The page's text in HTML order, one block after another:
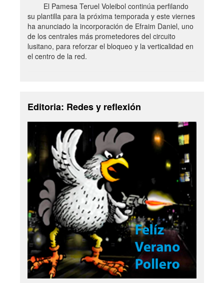
El Pamesa Teruel Voleibol continúa perfilando
su plantilla para la próxima temporada y este viernes
ha anunciado la incorporación de Efraim Daniel, uno
de los centrales más prometedores del circuito
lusitano, para reforzar el bloqueo y la verticalidad en
el centro de la red.
Editoria: Redes y reflexión